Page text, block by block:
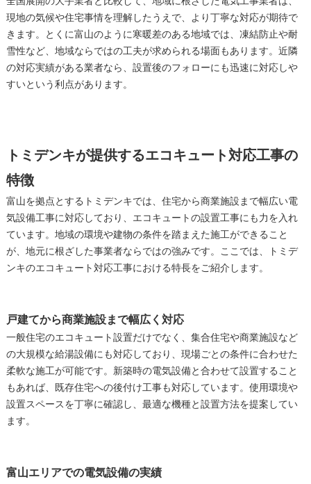
現地の気候や住宅事情を理解したうえで、より丁寧な対応が期待で
きます。とくに富山のように寒暖差のある地域では、凍結防止や耐
雪性など、地域ならではの工夫が求められる場面もあります。近隣
の対応実績がある業者なら、設置後のフォローにも迅速に対応しや
すいという利点があります。
トミデンキが提供するエコキュート対応工事の
特徴
富山を拠点とするトミデンキでは、住宅から商業施設まで幅広い電
気設備工事に対応しており、エコキュートの設置工事にも力を入れ
ています。地域の環境や建物の条件を踏まえた施工ができること
が、地元に根ざした事業者ならではの強みです。ここでは、トミデ
ンキのエコキュート対応工事における特長をご紹介します。
戸建てから商業施設まで幅広く対応
一般住宅のエコキュート設置だけでなく、集合住宅や商業施設など
の大規模な給湯設備にも対応しており、現場ごとの条件に合わせた
柔軟な施工が可能です。新築時の電気設備と合わせて設置すること
もあれば、既存住宅への後付け工事も対応しています。使用環境や
設置スペースを丁寧に確認し、最適な機種と設置方法を提案してい
ます。
富山エリアでの電気設備の実績